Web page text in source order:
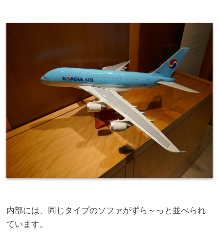
内部には、同じタイプのソファがずら～っと並べられ
ています。